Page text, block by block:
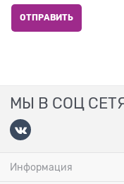
МЫ В СОЦ
Информация